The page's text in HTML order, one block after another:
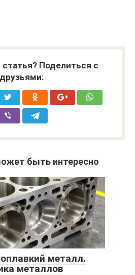
Поделиться с
друзьями:
быть интересно
металл.
металлов